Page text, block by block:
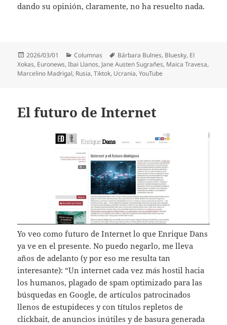
dando su opinión, claramente, no ha resuelto nada.
Publicado
el
2026/03/01 Categorías
Columnas Etiquetas
Bárbara Bulnes, Bluesky, El
Xokas, Euronews,Ibai Llanos, Jane Austen Sugrañes, Maica Travesa,
Marcelino Madrigal, Rusia,Tiktok, Ucrania,YouTube
El futuro de Internet
Yo veo como futuro de Internet lo que Enrique Dans
ya ve en el presente. No puedo negarlo, me lleva
años de adelanto (y por eso me resulta tan
interesante): “Un internet cada vez más hostil hacia
los humanos, plagado de spam optimizado para las
búsquedas en Google, de artículos patrocinados
llenos de estupideces y con títulos repletos de
clickbait, de anuncios inútiles y de basura generada